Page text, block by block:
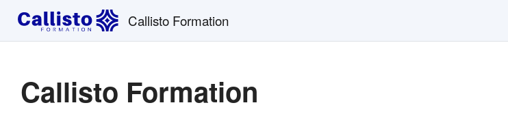
Passer au contenu principal
Callisto Formation
Callisto Formation